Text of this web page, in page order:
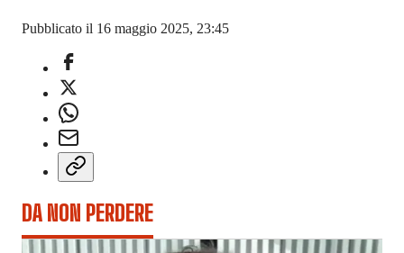
Pubblicato il 16 maggio 2025, 23:45
DA NON PERDERE